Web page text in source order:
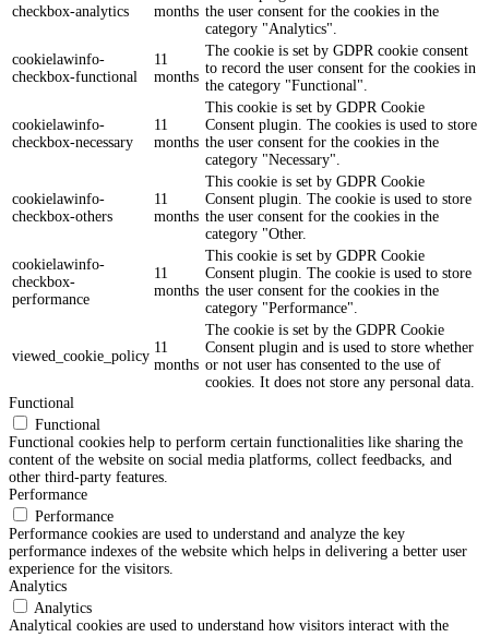
checkbox-analytics
months the user consent for the cookies in the
category "Analytics".
cookielawinfo-
checkbox-functional
11
months
The cookie is set by GDPR cookie consent
to record the user consent for the cookies in
the category "Functional".
cookielawinfo-
checkbox-necessary
11
months
This cookie is set by GDPR Cookie
Consent plugin. The cookies is used to store
the user consent for the cookies in the
category "Necessary".
cookielawinfo-
checkbox-others
11
months
This cookie is set by GDPR Cookie
Consent plugin. The cookie is used to store
the user consent for the cookies in the
category "Other.
cookielawinfo-
checkbox-
performance
11
months
This cookie is set by GDPR Cookie
Consent plugin. The cookie is used to store
the user consent for the cookies in the
category "Performance".
viewed_cookie_policy
11
months
The cookie is set by the GDPR Cookie
Consent plugin and is used to store whether
or not user has consented to the use of
cookies. It does not store any personal data.
Functional
Functional
Functional cookies help to perform certain functionalities like sharing the
content of the website on social media platforms, collect feedbacks, and
other third-party features.
Performance
Performance
Performance cookies are used to understand and analyze the key
performance indexes of the website which helps in delivering a better user
experience for the visitors.
Analytics
Analytics
Analytical cookies are used to understand how visitors interact with the